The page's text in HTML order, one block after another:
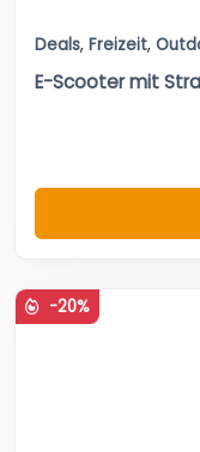
Deals, Freizeit,
E-Scooter mit
-20%